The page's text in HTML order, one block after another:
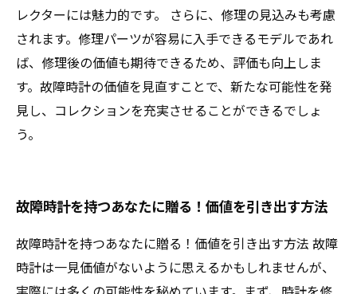
レクターには魅力的です。 さらに、修理の見込みも考慮
されます。修理パーツが容易に入手できるモデルであれ
ば、修理後の価値も期待できるため、評価も向上しま
す。故障時計の価値を見直すことで、新たな可能性を発
見し、コレクションを充実させることができるでしょ
う。
故障時計を持つあなたに贈る！価値を引き出す方法
故障時計を持つあなたに贈る！価値を引き出す方法 故障
時計は一見価値がないように思えるかもしれませんが、